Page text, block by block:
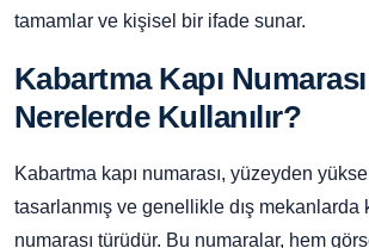
tamamlar ve kişisel bir ifade sunar.
Kabartma Kapı
Nerelerde Kullanılır?
Kabartma kapı numarası, yüzeyden
tasarlanmış ve genellikle dış mekanlarda
numarası türüdür. Bu numaralar, hem